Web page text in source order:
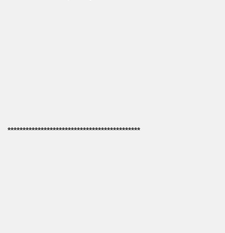
********************************************
UYGULANDI-